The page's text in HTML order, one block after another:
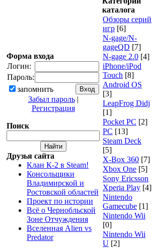
Форма входа
Логин:
Пароль:
запомнить
Забыл пароль|
Регистрация
Поиск
Друзья сайта
Клан К-2 в Steam!
Консольщики
Владимирской и
Ростовской областей
Проект по истории
Всё о Чернобльской
Зоне Отчуждения
Вселенная Alien vs
Predator
каталога
Обзоры серий
игр [6]
N-gage/N-
gageQD [7]
N-gage 2.0 [4]
iPhone/iPod
Touch [8]
Android OS
[3]
LeapFrog Didj
[1]
Pocket PC [2]
PC [13]
Steam Deck
[5]
X-Box 360 [7]
Xbox One [5]
Sony Ericsson
Xperia Play [4]
Nintendo
Gamecube [1]
Nintendo Wii
[0]
Nintendo Wii
U [2]